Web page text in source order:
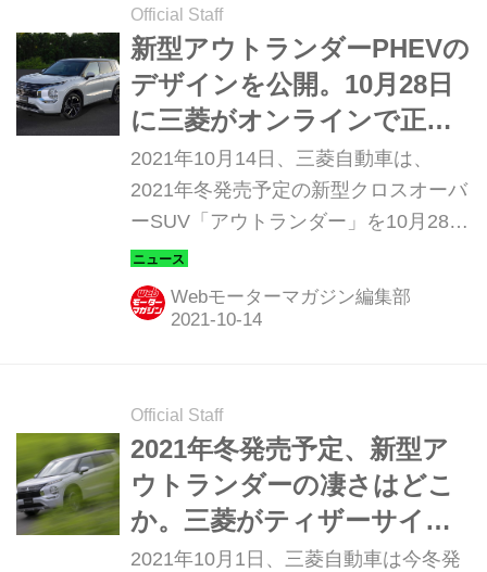
Official Staff
新型アウトランダーPHEVの
デザインを公開。10月28日
に三菱がオンラインで正式
発表
2021年10月14日、三菱自動車は、
2021年冬発売予定の新型クロスオーバ
ーSUV「アウトランダー」を10月28日
にオンラインで発表することを明らか
にするとともに、エクステリアとイン
テリアのデザインを公開した。新型ア
ンジン搭載車のみ。日本仕様はプラグ
インハイブリッド（PHEV）となるこ
とがすでに決定しており、そのデザイ
ンがどうなるか注目を集めていた。
Webモーターマガジン編集部
Official Staff
2021年冬発売予定、新型ア
ウトランダーの凄さはどこ
か。三菱がティザーサイト
を開設
2021年10月1日、三菱自動車は今冬発